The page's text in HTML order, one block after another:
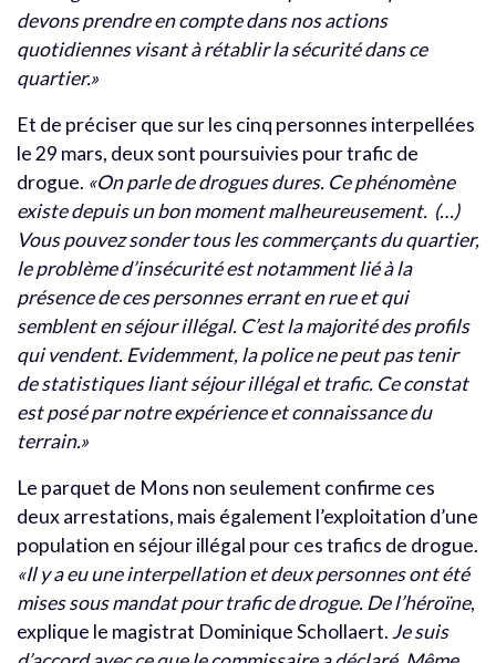
devons prendre en compte dans nos actions
quotidiennes visant à rétablir la sécurité dans ce
quartier.»
Et de préciser que sur les cinq personnes interpellées
le 29 mars, deux sont poursuivies pour trafic de
drogue. «On parle de drogues dures. Ce phénomène
existe depuis un bon moment malheureusement. (…)
Vous pouvez sonder tous les commerçants du quartier,
le problème d’insécurité est notamment lié à la
présence de ces personnes errant en rue et qui
semblent en séjour illégal. C’est la majorité des profils
qui vendent. Evidemment, la police ne peut pas tenir
de statistiques liant séjour illégal et trafic. Ce constat
est posé par notre expérience et connaissance du
terrain.»
Le parquet de Mons non seulement confirme ces
deux arrestations, mais également l’exploitation d’une
population en séjour illégal pour ces trafics de drogue.
«Il y a eu une interpellation et deux personnes ont été
mises sous mandat pour trafic de drogue. De l’héroïne,
explique le magistrat Dominique Schollaert. Je suis